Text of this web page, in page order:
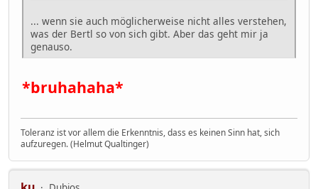
... wenn sie auch möglicherweise nicht alles verstehen,
was der Bertl so von sich gibt. Aber das geht mir ja
genauso.
*bruhahaha*
Toleranz ist vor allem die Erkenntnis, dass es keinen Sinn hat, sich
aufzuregen. (Helmut Qualtinger)